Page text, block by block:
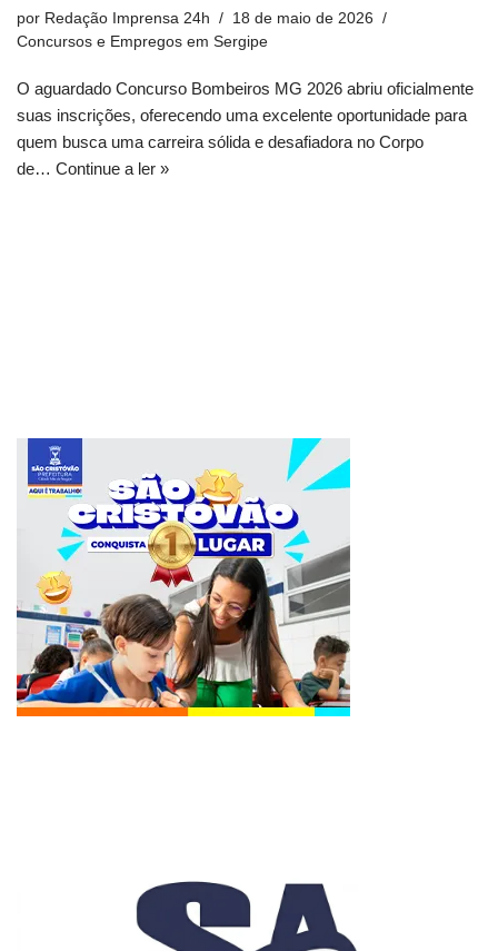
por Redação Imprensa 24h
18 de maio de 2026
Concursos e Empregos em Sergipe
O aguardado Concurso Bombeiros MG 2026 abriu oficialmente
suas inscrições, oferecendo uma excelente oportunidade para
quem busca uma carreira sólida e desafiadora no Corpo
de… Continue a ler »